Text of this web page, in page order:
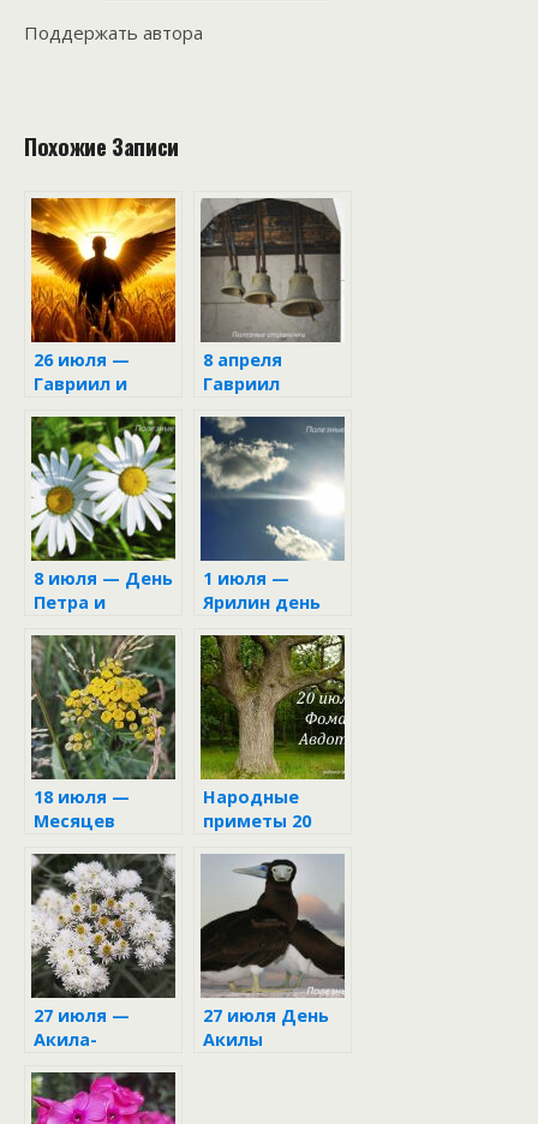
Поддержать автора
Похожие Записи
26 июля —
Гавриил и
Архангел берёт
в руки серп
8 апреля
Гавриил
8 июля — День
Петра и
1 июля —
Ярилин день
18 июля —
Месяцев
Народные
приметы 20
27 июля —
Акила-
27 июля День
Акилы